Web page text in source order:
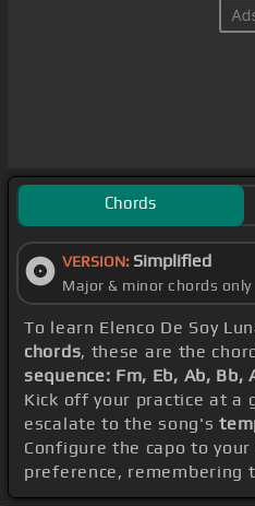
Chords
VERSION: Simplified
Major & minor chords only
To learn Elenco De Soy
chords, these are the
sequence: Fm, Eb, Ab, Bb,
Kick off your practice at a
escalate to the song's
Configure the capo to
preference, remembering